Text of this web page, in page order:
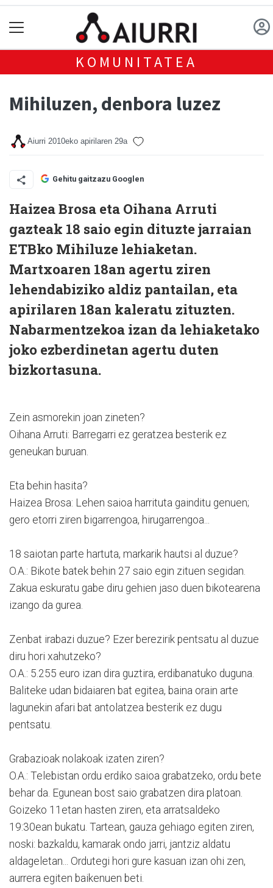
KOMUNITATEA
Mihiluzen, denbora luzez
Aiurri 2010eko apirilaren 29a
Gehitu gaitzazu Googlen
Haizea Brosa eta Oihana Arruti
gazteak 18 saio egin dituzte jarraian
ETBko Mihiluze lehiaketan.
Martxoaren 18an agertu ziren
lehendabiziko aldiz pantailan, eta
apirilaren 18an kaleratu zituzten.
Nabarmentzekoa izan da lehiaketako
joko ezberdinetan agertu duten
bizkortasuna.
Zein asmorekin joan zineten?
Oihana Arruti: Barregarri ez geratzea besterik ez
geneukan buruan.
Eta behin hasita?
Haizea Brosa: Lehen saioa harrituta gainditu genuen;
gero etorri ziren bigarrengoa, hirugarrengoa...
18 saiotan parte hartuta, markarik hautsi al duzue?
O.A.: Bikote batek behin 27 saio egin zituen segidan.
Zakua eskuratu gabe diru gehien jaso duen bikotearena
izango da gurea.
Zenbat irabazi duzue? Ezer berezirik pentsatu al duzue
diru hori xahutzeko?
O.A.: 5.255 euro izan dira guztira, erdibanatuko duguna.
Baliteke udan bidaiaren bat egitea, baina orain arte
lagunekin afari bat antolatzea besterik ez dugu
pentsatu.
Grabazioak nolakoak izaten ziren?
O.A.: Telebistan ordu erdiko saioa grabatzeko, ordu bete
behar da. Egunean bost saio grabatzen dira platoan.
Goizeko 11etan hasten ziren, eta arratsaldeko
19:30ean bukatu. Tartean, gauza gehiago egiten ziren,
noski: bazkaldu, kamarak ondo jarri, jantziz aldatu
aldageletan... Ordutegi hori gure kasuan izan ohi zen,
aurrera egiten baikenuen beti.